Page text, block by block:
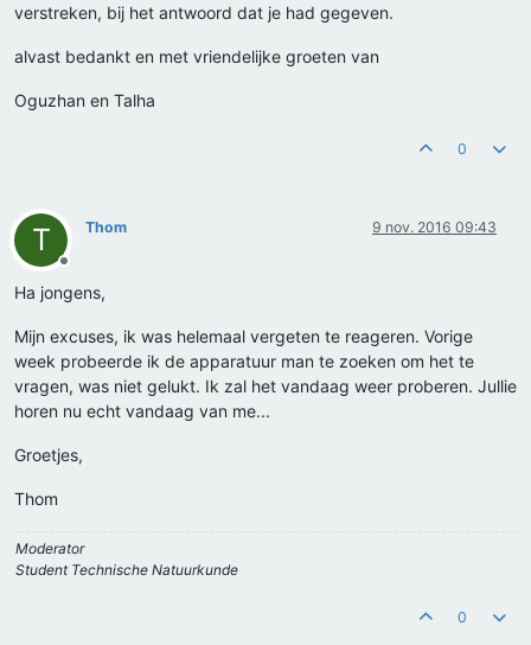
verstreken, bij het antwoord dat je had gegeven.
alvast bedankt en met vriendelijke groeten van
Oguzhan en Talha
0
T
Offline
Thom 9 nov. 2016 09:43
Ha jongens,
Mijn excuses, ik was helemaal vergeten te reageren. Vorige
week probeerde ik de apparatuur man te zoeken om het te
vragen, was niet gelukt. Ik zal het vandaag weer proberen. Jullie
horen nu echt vandaag van me...
Groetjes,
Thom
Moderator
Student Technische Natuurkunde
0